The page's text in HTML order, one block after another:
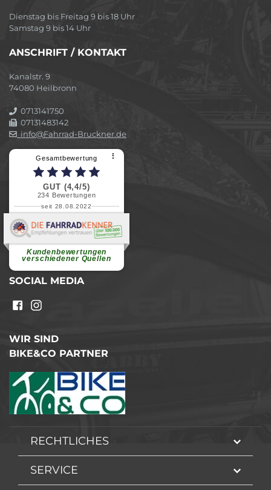
Dienstag bis Freitag 9 bis 18 Uhr
Samstag 9 bis 14 Uhr
ANSCHRIFT / KONTAKT
Kanalstr. 9
74080 Heilbronn
0713141750
07131483142
info@Fahrrad-Bruckner.de
Gesamtbewertung ⠇
GUT (4,4/5)
234 Bewertungen
seit 28.08.2022
Kundenbewertungen
verschiedener Quellen
Elvira B.
Superschnelle und freundliche
weiterlesen
SOCIAL MEDIA
WIR SIND
BIKE&CO PARTNER
RECHTLICHES
SERVICE